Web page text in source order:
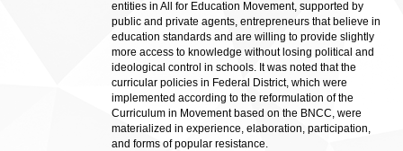
entities in All for Education Movement, supported by
public and private agents, entrepreneurs that believe in
education standards and are willing to provide slightly
more access to knowledge without losing political and
ideological control in schools. It was noted that the
curricular policies in Federal District, which were
implemented according to the reformulation of the
Curriculum in Movement based on the BNCC, were
materialized in experience, elaboration, participation,
and forms of popular resistance.